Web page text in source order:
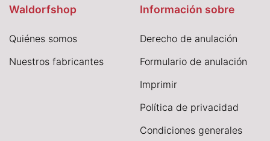
Waldorfshop
Quiénes somos
Nuestros fabricantes
Información sobre
Derecho de anulación
Formulario de anulación
Imprimir
Política de privacidad
Condiciones generales